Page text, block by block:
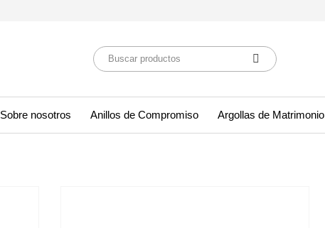
Sobre nosotros Anillos de Compromiso Argollas de Matrimonio